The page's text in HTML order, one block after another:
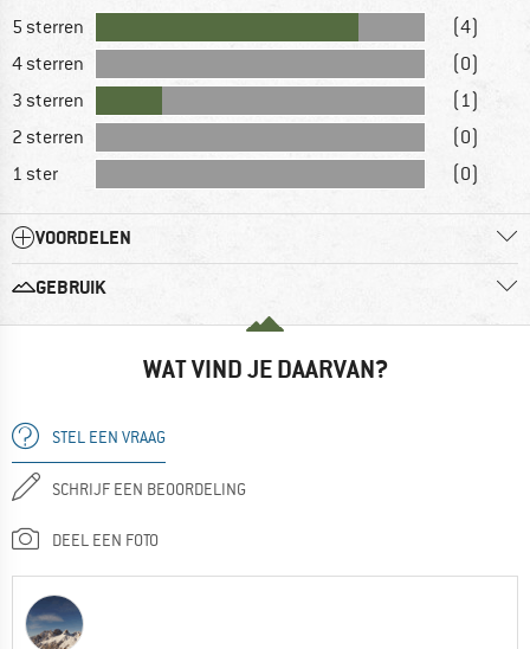
5 sterren
(4)
4 sterren
(0)
3 sterren
(1)
2 sterren
(0)
1 ster
(0)
VOORDELEN
GEBRUIK
WAT VIND JE DAARVAN?
STEL EEN VRAAG
SCHRIJF EEN BEOORDELING
DEEL EEN FOTO